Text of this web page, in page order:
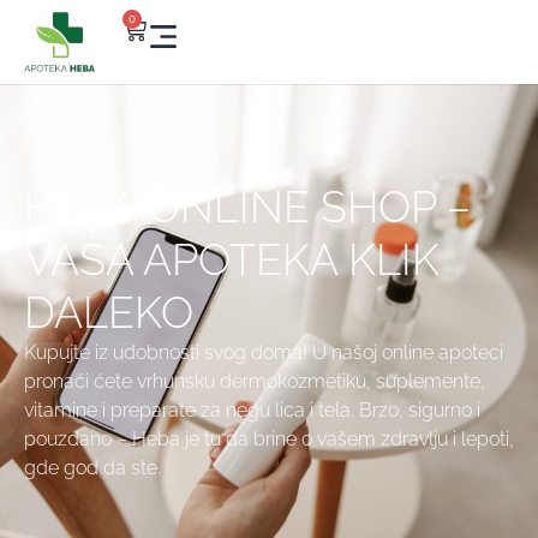
0
HEBA ONLINE SHOP –
VAŠA APOTEKA KLIK
DALEKO
Kupujte iz udobnosti svog doma! U našoj online apoteci
pronaći ćete vrhunsku dermokozmetiku, suplemente,
vitamine i preparate za negu lica i tela. Brzo, sigurno i
pouzdano – Heba je tu da brine o vašem zdravlju i lepoti,
gde god da ste.